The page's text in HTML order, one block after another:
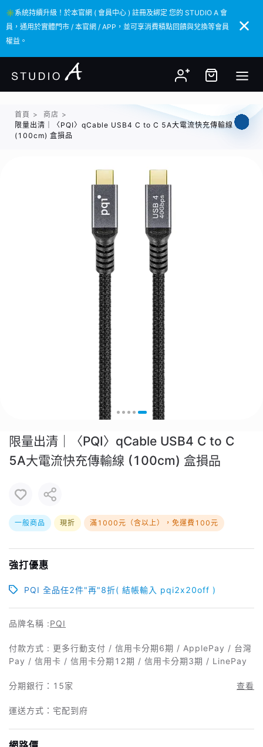
✳️系統持續升級！於本官網 ( 會員中心 ) 註冊及綁定 您的 STUDIO A 會
員，通用於實體門市 / 本官網 / APP，並可享消費積點回饋與兌換等會員
權益。
✳️系統持續升級！於本官網 ( 會員中心 ) 註冊及綁定 您的 STUDIO A 會
員，通用於實體門市 / 本官網 / APP，並可享消費積點回饋與兌換等會員
權益。
首頁 > 商店 >
限量出清｜〈PQI〉qCable USB4 C to C 5A大電流快充傳輸線
(100cm) 盒損品
限量出清｜〈PQI〉qCable USB4 C to C
5A大電流快充傳輸線 (100cm) 盒損品
一般商品 現折 滿1000元（含以上），免運費100元
強打優惠
PQI 全品任2件"再"8折( 結帳輸入 pqi2x20off )
品牌名稱 :PQI
付款方式 : 更多行動支付 / 信用卡分期6期 / ApplePay / 台灣
Pay / 信用卡 / 信用卡分期12期 / 信用卡分期3期 / LinePay
分期銀行： 15家 查看
運送方式：宅配到府